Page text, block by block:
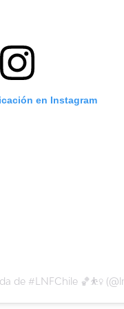
en Instagram
de #LNFChile 🏀⛹️‍♀️